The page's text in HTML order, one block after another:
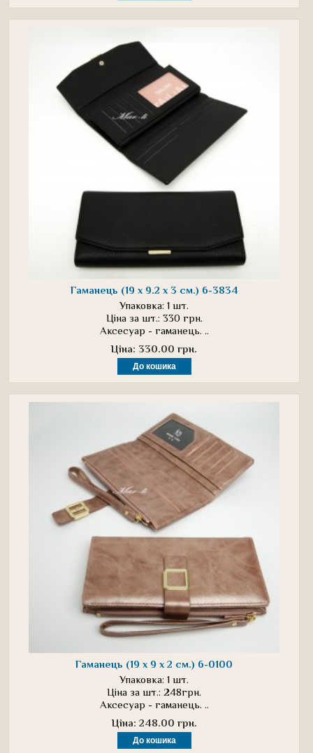
Гаманець (19 х 9.2 х 3 см.) 6-3834
Упаковка: 1 шт.
Ціна за шт.: 330 грн.
Аксесуар - гаманець. ..
Ціна: 330.00 грн.
Гаманець (19 х 9 х 2 см.) 6-0100
Упаковка: 1 шт.
Ціна за шт.: 248грн.
Аксесуар - гаманець. ..
Ціна: 248.00 грн.